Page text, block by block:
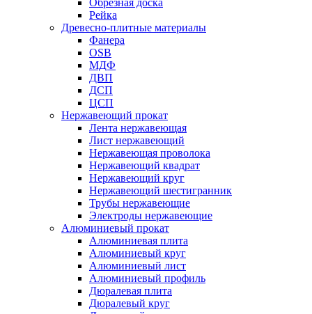
Обрезная доска
Рейка
Древесно-плитные материалы
Фанера
OSB
МДФ
ДВП
ДСП
ЦСП
Нержавеющий прокат
Лента нержавеющая
Лист нержавеющий
Нержавеющая проволока
Нержавеющий квадрат
Нержавеющий круг
Нержавеющий шестигранник
Трубы нержавеющие
Электроды нержавеющие
Алюминиевый прокат
Алюминиевая плита
Алюминиевый круг
Алюминиевый лист
Алюминиевый профиль
Дюралевая плита
Дюралевый круг